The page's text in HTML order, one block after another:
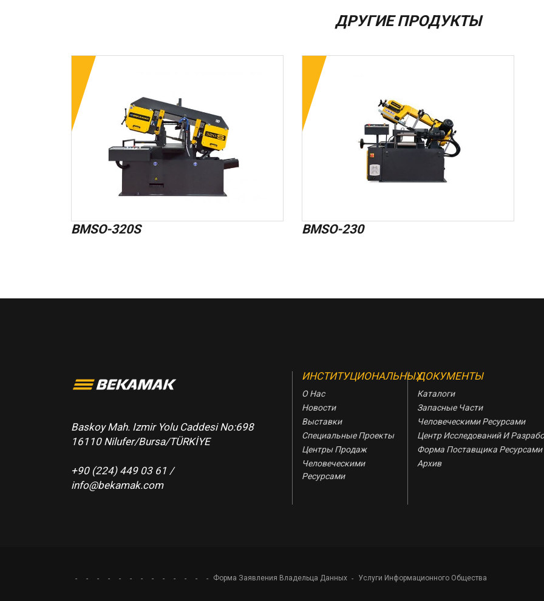
ДРУГИЕ ПРОДУКТЫ
BMSO-320S BMSO-230
Baskoy Mah. Izmir Yolu Caddesi No:698
16110 Nilufer/Bursa/TÜRKİYE
+90 (224) 449 03 61 /
info@bekamak.com
ИНСТИТУЦИОНАЛЬНЫХ
О Нас
Новости
Выставки
Специальные Проекты
Центры Продаж
Человеческими
Ресурсами
ДОКУМЕНТЫ
Каталоги
Запасные Части
Человеческими Ресурсами
Центр Исследований И
Форма Поставщика Ресурсами
Архив
Форма Заявления Владельца Данных Услуги Информационного Общества